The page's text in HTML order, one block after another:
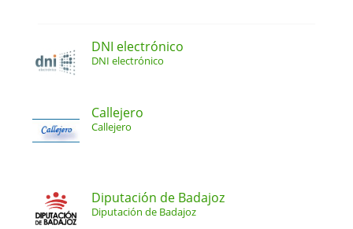
DNI electrónico
DNI electrónico
Callejero
Callejero
Diputación de Badajoz
Diputación de Badajoz